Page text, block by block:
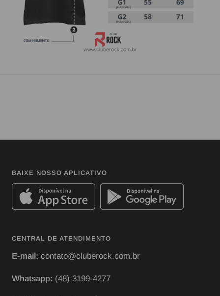
BAIXE NOSSO APLICATIVO
CENTRAL DE ATENDIMENTO
E-mail: contato@cluberock.com.br
Whatsapp: (48) 3199-4277